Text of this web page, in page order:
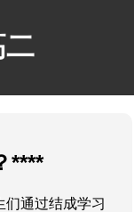
二
****
们通过结成学习